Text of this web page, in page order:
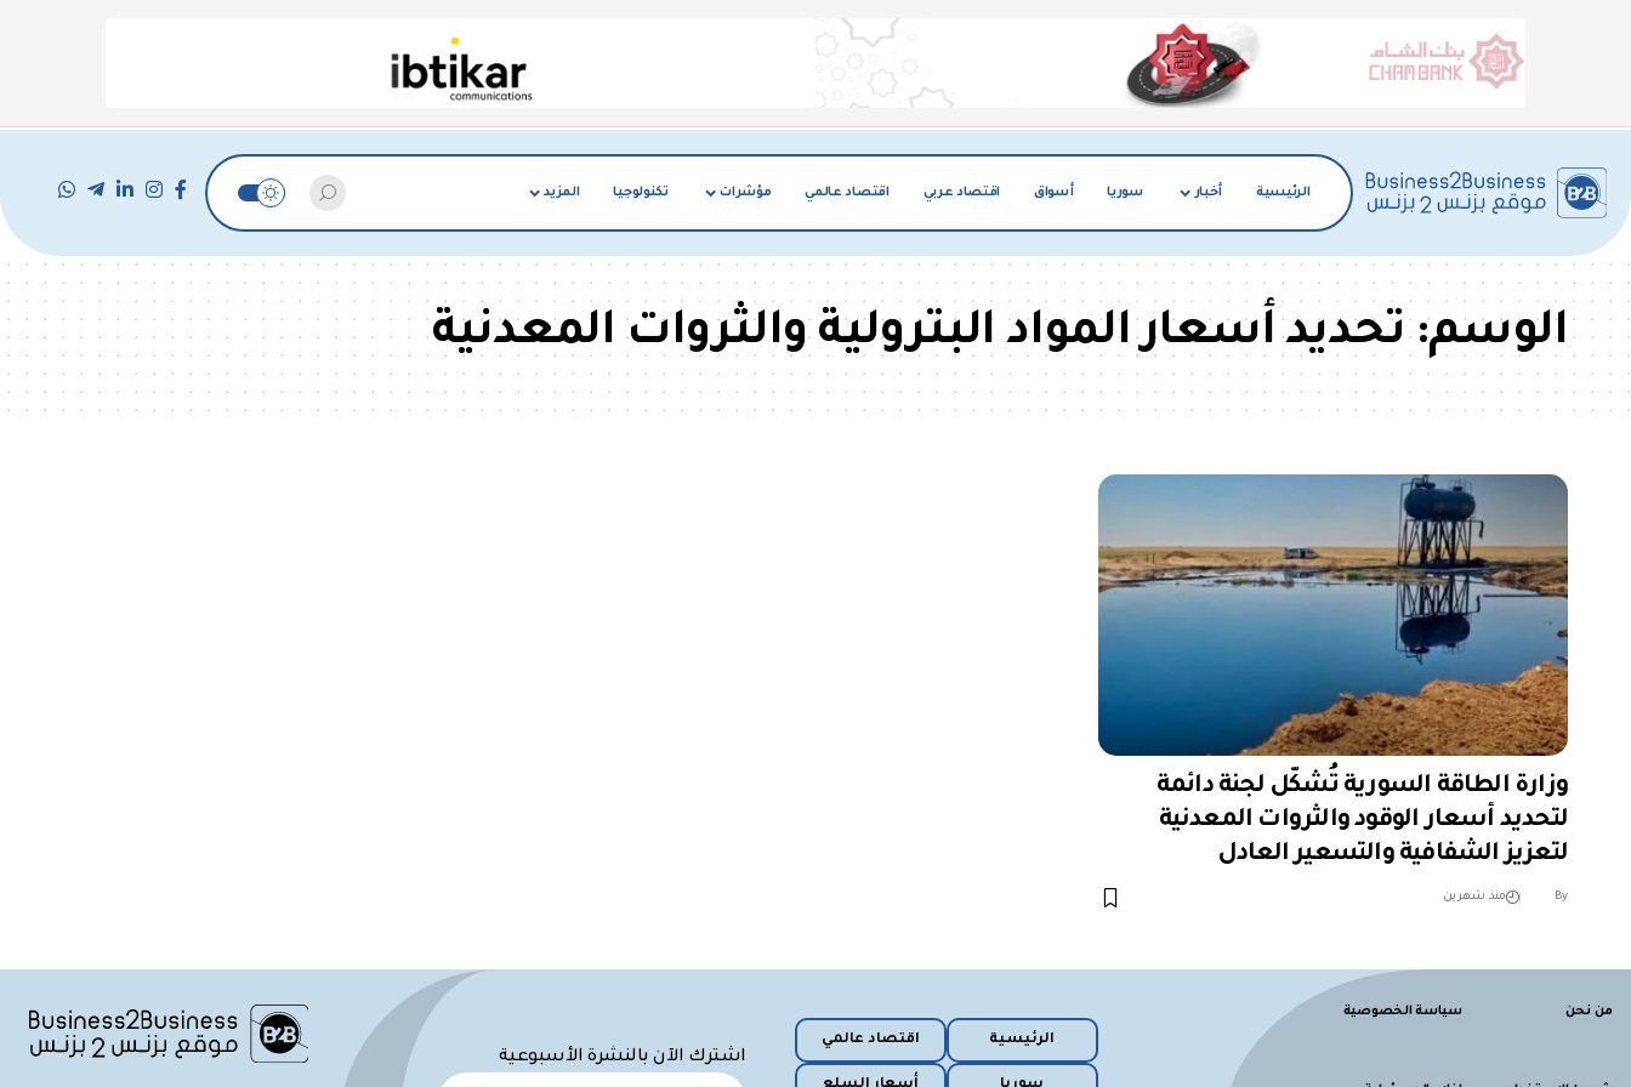
الرئيسية أخبار سوريا أسواق اقتصاد عربي اقتصاد عالمي مؤشرات تكنولوجيا المزيد
الوسم:تحديد أسعار المواد البترولية والثروات المعدنية
وزارة الطاقة السورية تُشكّل لجنة دائمة
لتحديد أسعار الوقود والثروات المعدنية
لتعزيز الشفافية والتسعير العادل
By منذ شهرين
من نحن سياسة الخصوصية
الرئيسية اقتصاد عالمي
اشترك الآن بالنشرة الأسبوعية